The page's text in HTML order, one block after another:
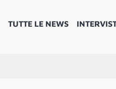
TUTTE LE NEWS